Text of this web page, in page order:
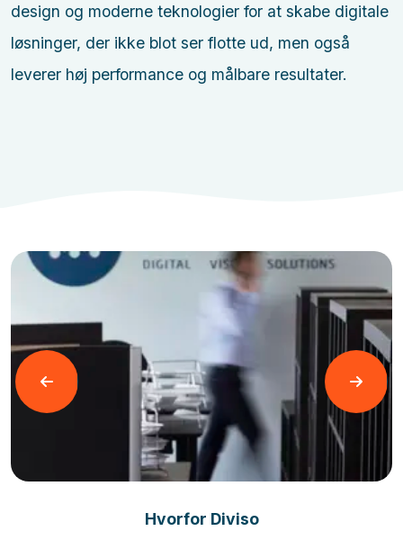
design og moderne teknologier for at skabe digitale
løsninger, der ikke blot ser flotte ud, men også
leverer høj performance og målbare resultater.
Læs mere
Hvorfor Diviso